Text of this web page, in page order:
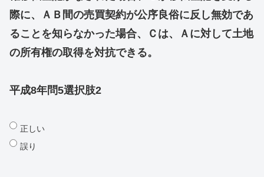
際に、ＡＢ間の売買契約が公序良俗に反し無効であ
ることを知らなかった場合、Ｃは、Ａに対して土地
の所有権の取得を対抗できる。
平成8年問5選択肢2
正しい
誤り